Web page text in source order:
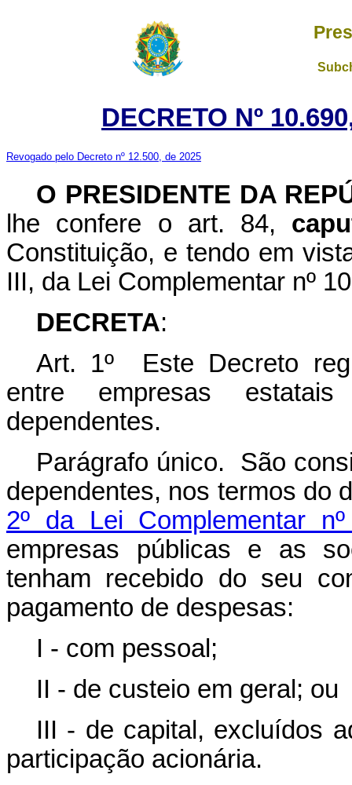
DECRETO Nº
Revogado pelo Decreto nº 12.500, de 2025
O PRESIDENTE DA
lhe confere o art. 84,
Constituição, e tendo em
III, da Lei Complementar nº
DECRETA:
Art. 1º Este Decreto
entre empresas
dependentes.
Parágrafo único. São
dependentes, nos termos do
2º da Lei Complementar
empresas públicas e as
tenham recebido do seu
pagamento de despesas:
I - com pessoal;
II - de custeio em geral; ou
III - de capital, excluídos
participação acionária.